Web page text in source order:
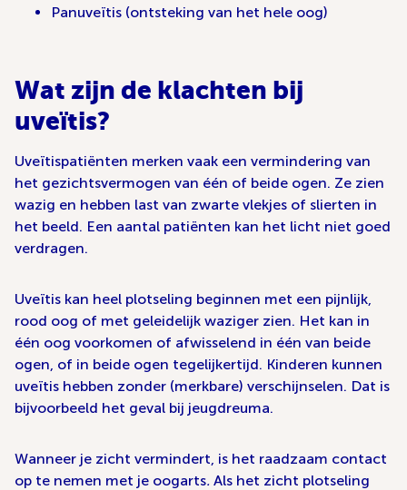
Panuveïtis (ontsteking van het hele oog)
Wat zijn de klachten bij
uveïtis?
Uveïtispatiënten merken vaak een vermindering van
het gezichtsvermogen van één of beide ogen. Ze zien
wazig en hebben last van zwarte vlekjes of slierten in
het beeld. Een aantal patiënten kan het licht niet goed
verdragen.
Uveïtis kan heel plotseling beginnen met een pijnlijk,
rood oog of met geleidelijk waziger zien. Het kan in
één oog voorkomen of afwisselend in één van beide
ogen, of in beide ogen tegelijkertijd. Kinderen kunnen
uveïtis hebben zonder (merkbare) verschijnselen. Dat is
bijvoorbeeld het geval bij jeugdreuma.
Wanneer je zicht vermindert, is het raadzaam contact
op te nemen met je oogarts. Als het zicht plotseling